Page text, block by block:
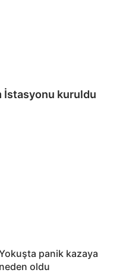
İstasyonu kuruldu
panik kazaya
neden oldu